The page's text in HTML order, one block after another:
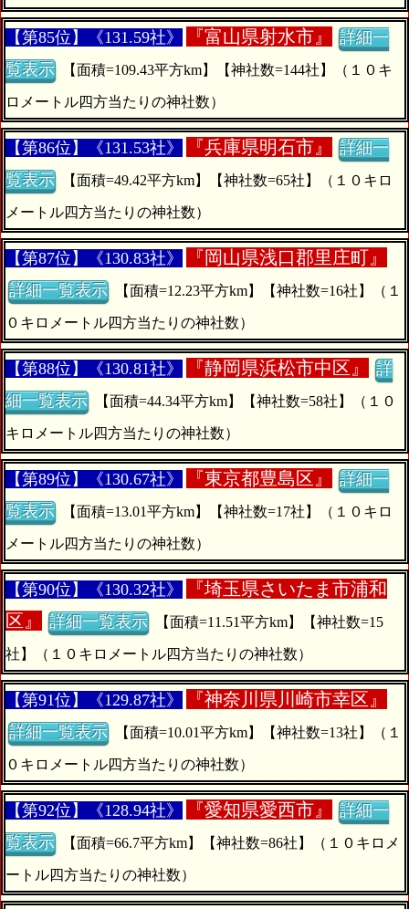
【第85位】《131.59社》 『富山県射水市』
詳細一
覧表示
ロメートル四方当たりの神社数）
【第86位】《131.53社》 『兵庫県明石市』
詳細一
覧表示
メートル四方当たりの神社数）
【第87位】《130.83社》 『 岡山県浅口郡里庄町』
詳細一覧表示
０キロメートル四方当たりの神社数）
【第88位】《130.81社》 『静岡県浜松市中区』
詳
細一覧表示
キロメートル四方当たりの神社数）
【第89位】《130.67社》 『東京都豊島区』
詳細一
覧表示
メートル四方当たりの神社数）
【第90位】《130.32社》 『埼玉県さいたま市浦和
区』
詳細一覧表示
社】（１０キロメートル四方当たりの神社数）
【第91位】《129.87社》 『神奈川県川崎市幸区』
詳細一覧表示
０キロメートル四方当たりの神社数）
【第92位】《128.94社》 『愛知県愛西市』
詳細一
覧表示
ートル四方当たりの神社数）